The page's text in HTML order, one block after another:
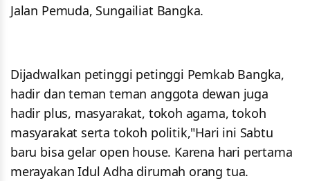
Jalan Pemuda, Sungailiat Bangka.
Dijadwalkan petinggi petinggi Pemkab Bangka,
hadir dan teman teman anggota dewan juga
hadir plus, masyarakat, tokoh agama, tokoh
masyarakat serta tokoh politik,"Hari ini Sabtu
baru bisa gelar open house. Karena hari pertama
merayakan Idul Adha dirumah orang tua.